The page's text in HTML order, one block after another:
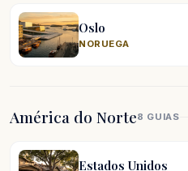
Oslo
NORUEGA
América do Norte8 GUIAS
Estados Unidos